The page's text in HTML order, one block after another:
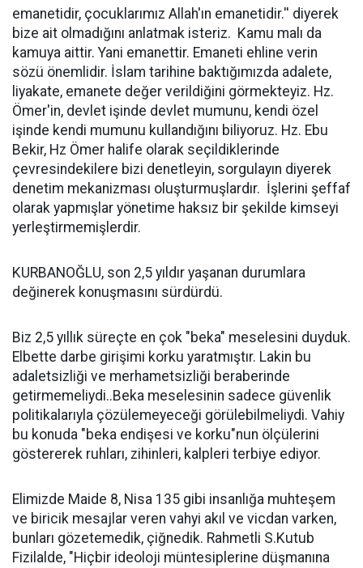
emanetidir, çocuklarımız Allah'ın emanetidir.'' diyerek
bize ait olmadığını anlatmak isteriz. Kamu malı da
kamuya aittir. Yani emanettir. Emaneti ehline verin
sözü önemlidir. İslam tarihine baktığımızda adalete,
liyakate, emanete değer verildiğini görmekteyiz. Hz.
Ömer'in, devlet işinde devlet mumunu, kendi özel
işinde kendi mumunu kullandığını biliyoruz. Hz. Ebu
Bekir, Hz Ömer halife olarak seçildiklerinde
çevresindekilere bizi denetleyin, sorgulayın diyerek
denetim mekanizması oluşturmuşlardır. İşlerini şeffaf
olarak yapmışlar yönetime haksız bir şekilde kimseyi
yerleştirmemişlerdir.
KURBANOĞLU, son 2,5 yıldır yaşanan durumlara
değinerek konuşmasını sürdürdü.
Biz 2,5 yıllık süreçte en çok "beka" meselesini duyduk.
Elbette darbe girişimi korku yaratmıştır. Lakin bu
adaletsizliği ve merhametsizliği beraberinde
getirmemeliydi..Beka meselesinin sadece güvenlik
politikalarıyla çözülemeyeceği görülebilmeliydi. Vahiy
bu konuda "beka endişesi ve korku"nun ölçülerini
göstererek ruhları, zihinleri, kalpleri terbiye ediyor.
Elimizde Maide 8, Nisa 135 gibi insanlığa muhteşem
ve biricik mesajlar veren vahyi akıl ve vicdan varken,
bunları gözetemedik, çiğnedik. Rahmetli S.Kutub
Fizilalde, "Hiçbir ideoloji müntesiplerine düşmanına